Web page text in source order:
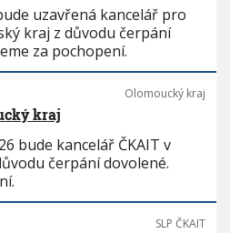
uzavřená kancelář pro
kraj z důvodu čerpání
za pochopení.
Olomoucký kraj
kraj
bude kancelář ČKAIT v
čerpání dovolené.
SLP ČKAIT